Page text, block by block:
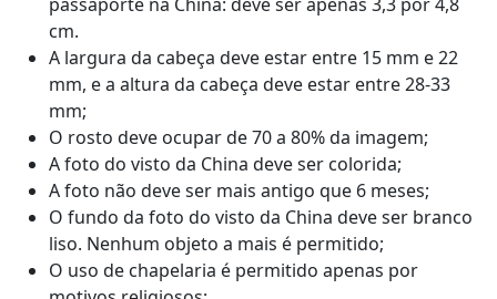
cm.
A largura da cabeça deve estar entre 15 mm e 22
mm, e a altura da cabeça deve estar entre 28-33
mm;
O rosto deve ocupar de 70 a 80% da imagem;
A foto do visto da China deve ser colorida;
A foto não deve ser mais antigo que 6 meses;
O fundo da foto do visto da China deve ser branco
liso. Nenhum objeto a mais é permitido;
O uso de chapelaria é permitido apenas por